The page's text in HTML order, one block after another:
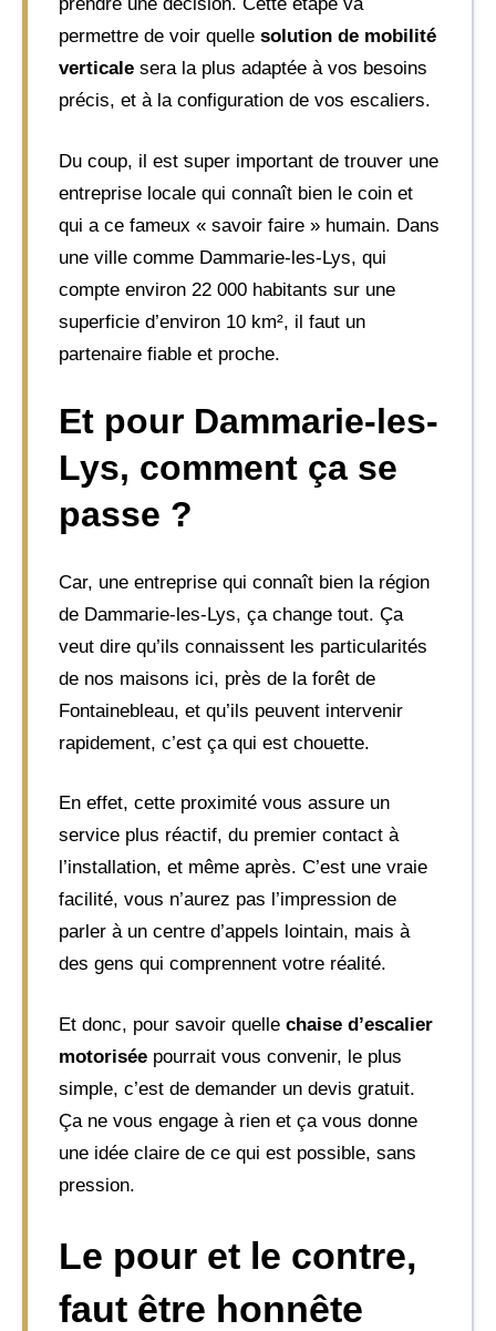
permettre de voir quelle solution de mobilité
verticale sera la plus adaptée à vos besoins
précis, et à la configuration de vos escaliers.
Du coup, il est super important de trouver une
entreprise locale qui connaît bien le coin et
qui a ce fameux « savoir faire » humain. Dans
une ville comme Dammarie-les-Lys, qui
compte environ 22 000 habitants sur une
superficie d’environ 10 km², il faut un
partenaire fiable et proche.
Et pour Dammarie-les-
Lys, comment ça se
passe ?
Car, une entreprise qui connaît bien la région
de Dammarie-les-Lys, ça change tout. Ça
veut dire qu’ils connaissent les particularités
de nos maisons ici, près de la forêt de
Fontainebleau, et qu’ils peuvent intervenir
rapidement, c’est ça qui est chouette.
En effet, cette proximité vous assure un
service plus réactif, du premier contact à
l’installation, et même après. C’est une vraie
facilité, vous n’aurez pas l’impression de
parler à un centre d’appels lointain, mais à
des gens qui comprennent votre réalité.
Et donc, pour savoir quelle chaise d’escalier
motorisée pourrait vous convenir, le plus
simple, c’est de demander un devis gratuit.
Ça ne vous engage à rien et ça vous donne
une idée claire de ce qui est possible, sans
pression.
Le pour et le contre,
faut être honnête